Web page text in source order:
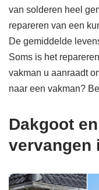
van solderen heel
repareren van een
De gemiddelde
Soms is het
vakman u aanraadt
naar een vakman? Bel
Dakgoot
vervangen